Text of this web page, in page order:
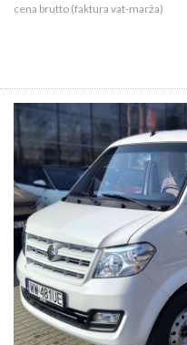
cena brutto (faktura vat-marża)